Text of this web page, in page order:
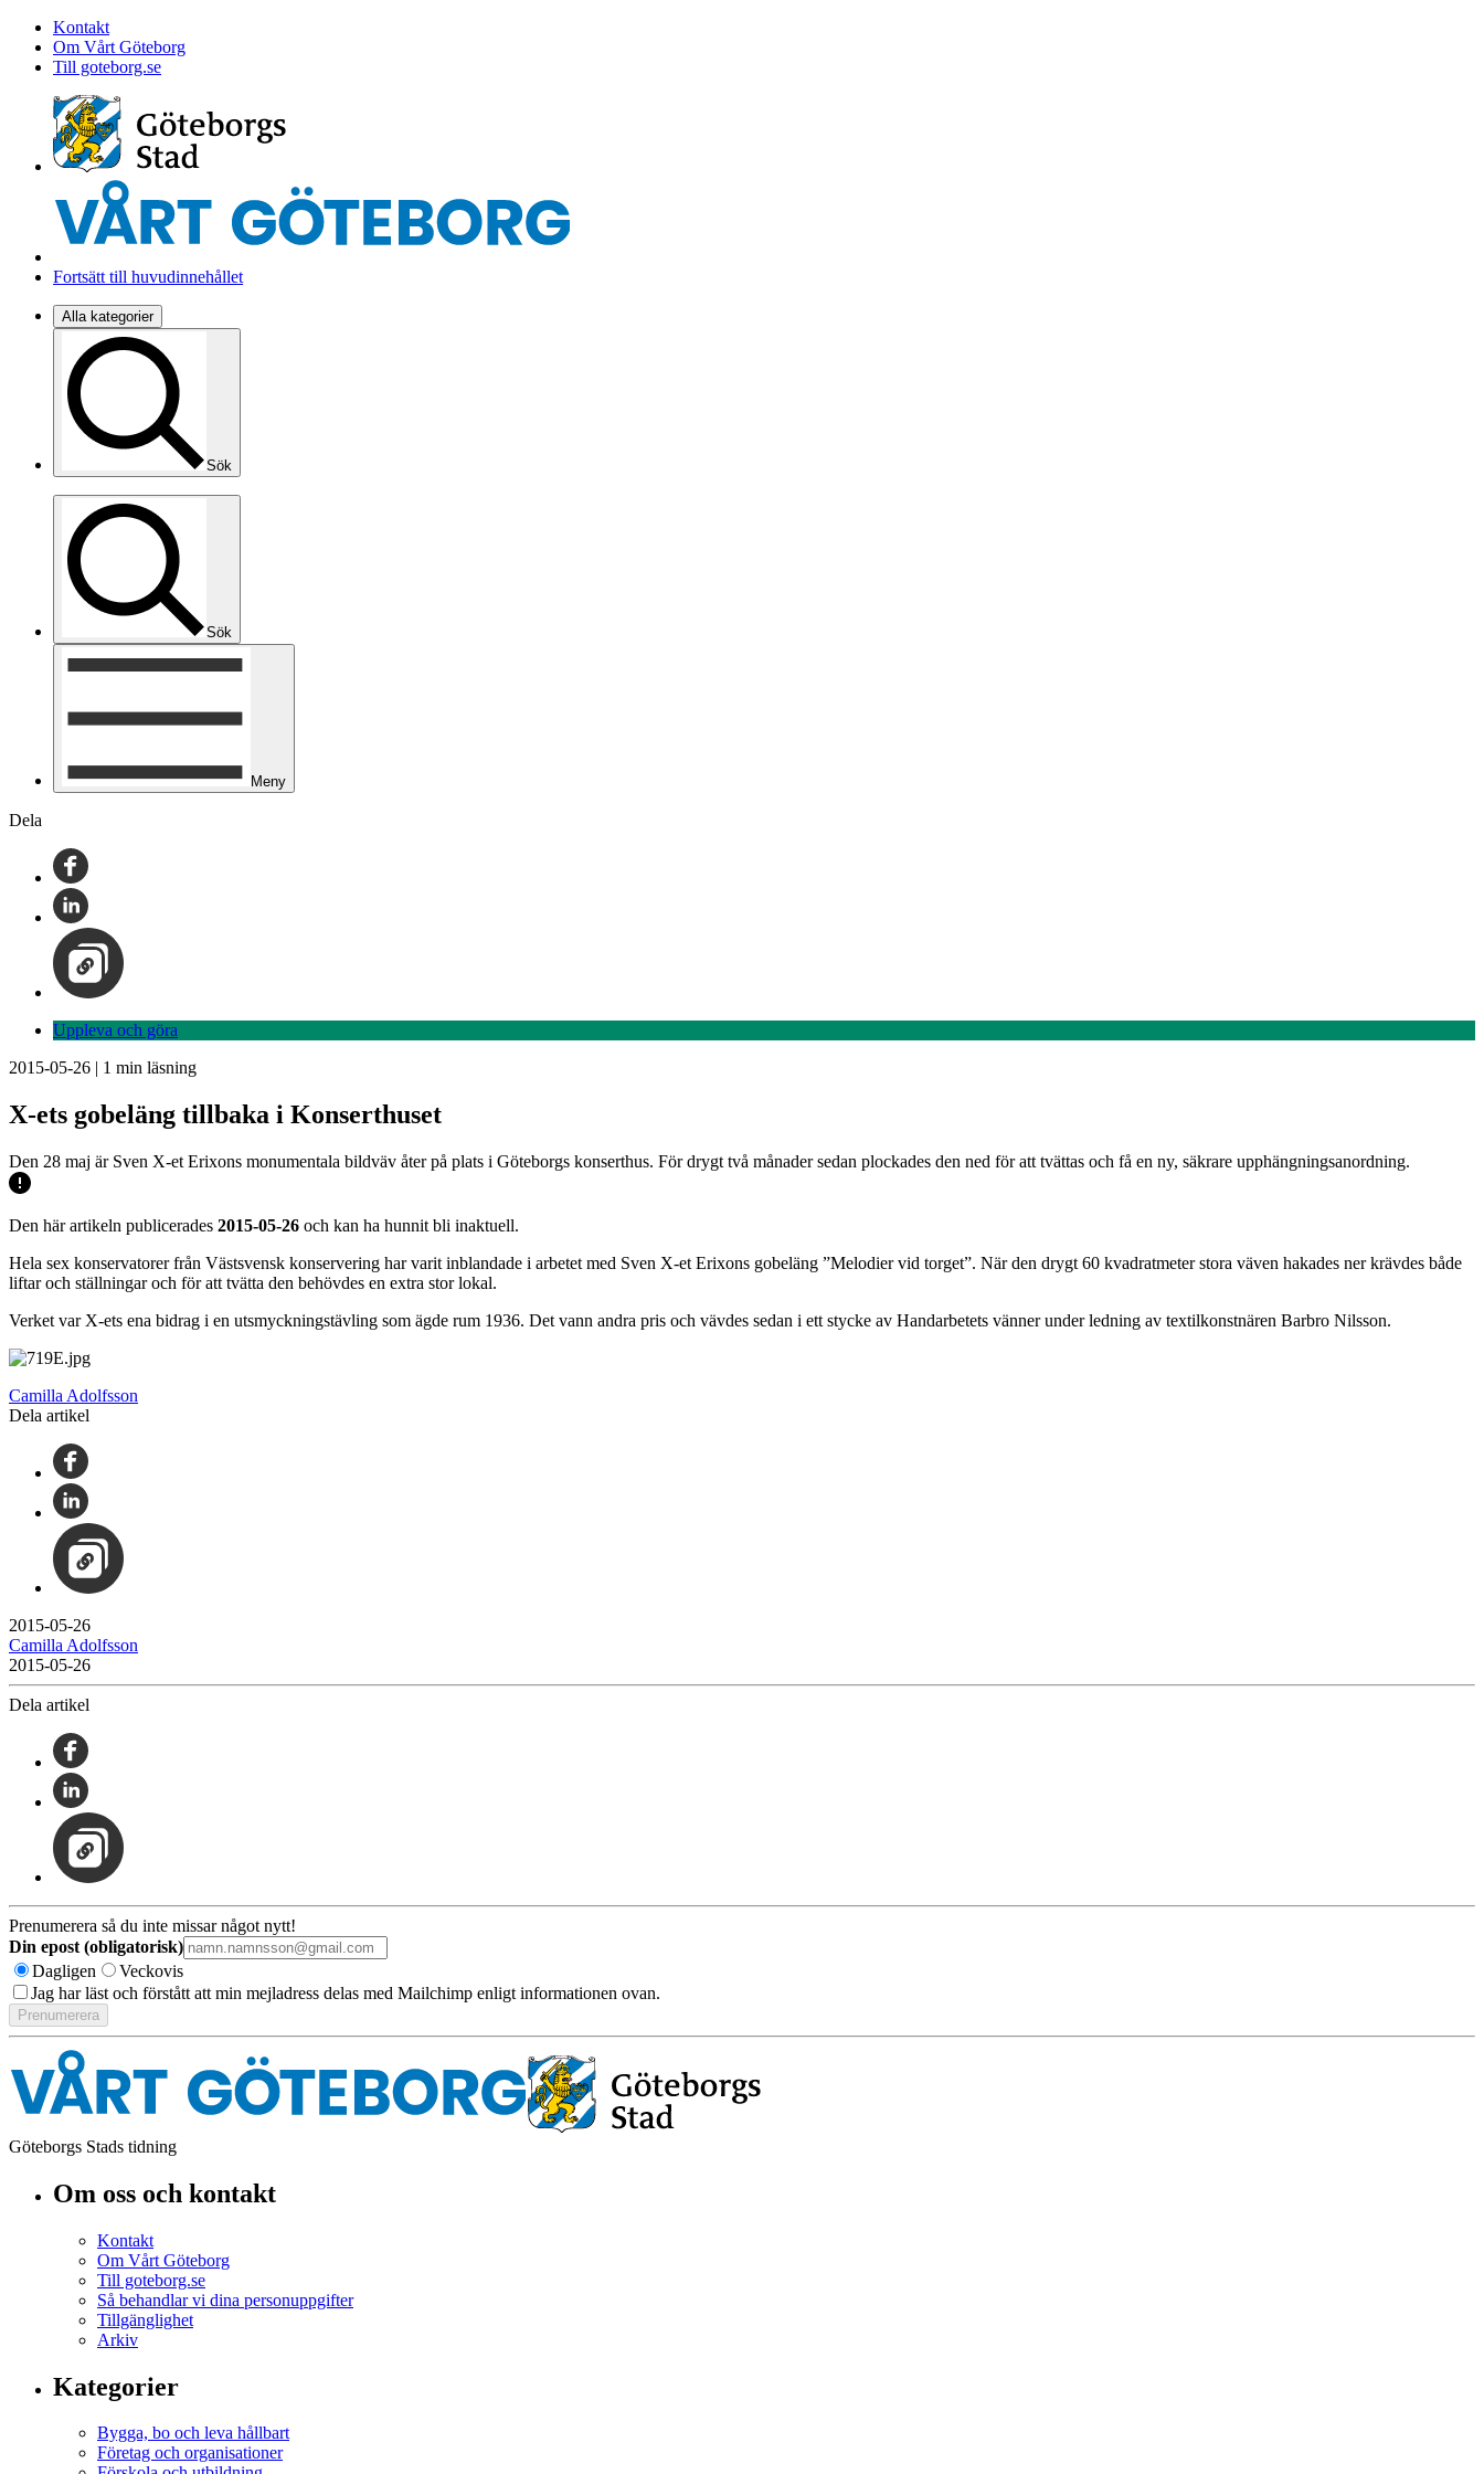
Kontakt
Om Vårt Göteborg
Till goteborg.se
Fortsätt till huvudinnehållet
Alla kategorier
Sök
Sök
Meny
Dela
Uppleva och göra
2015-05-26 | 1 min läsning
X-ets gobeläng tillbaka i Konserthuset
Den 28 maj är Sven X-et Erixons monumentala bildväv åter på plats i Göteborgs konserthus. För drygt två månader sedan plockades den ned för att tvättas och få en ny, säkrare upphängningsanordning.
Den här artikeln publicerades 2015-05-26 och kan ha hunnit bli inaktuell.
Hela sex konservatorer från Västsvensk konservering har varit inblandade i arbetet med Sven X-et Erixons gobeläng ”Melodier vid torget”. När den drygt 60 kvadratmeter stora väven hakades ner krävdes både
liftar och ställningar och för att tvätta den behövdes en extra stor lokal.
Verket var X-ets ena bidrag i en utsmyckningstävling som ägde rum 1936. Det vann andra pris och vävdes sedan i ett stycke av Handarbetets vänner under ledning av textilkonstnären Barbro Nilsson.
Camilla Adolfsson
Dela artikel
2015-05-26
Camilla Adolfsson
2015-05-26
Dela artikel
Prenumerera så du inte missar något nytt!
Din epost (obligatorisk)
Dagligen
Veckovis
Jag har läst och förstått att min mejladress delas med Mailchimp enligt informationen ovan.
Göteborgs Stads tidning
Om oss och kontakt
Kontakt
Om Vårt Göteborg
Till goteborg.se
Så behandlar vi dina personuppgifter
Tillgänglighet
Arkiv
Kategorier
Bygga, bo och leva hållbart
Företag och organisationer